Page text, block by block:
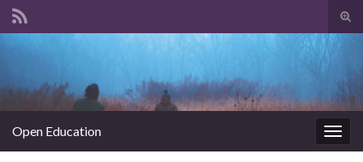
Open Education